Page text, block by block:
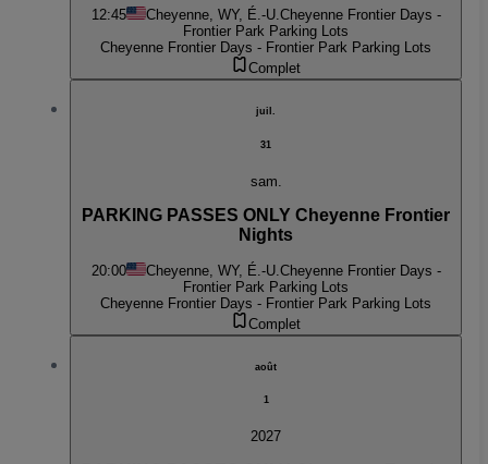
12:45 Cheyenne, WY, É.-U.Cheyenne Frontier Days -
Frontier Park Parking Lots
Cheyenne Frontier Days - Frontier Park Parking Lots
Complet
juil.
31
sam.
PARKING PASSES ONLY Cheyenne Frontier
Nights
20:00 Cheyenne, WY, É.-U. Cheyenne Frontier Days -
Frontier Park Parking Lots
Cheyenne Frontier Days - Frontier Park Parking Lots
Complet
août
1
2027